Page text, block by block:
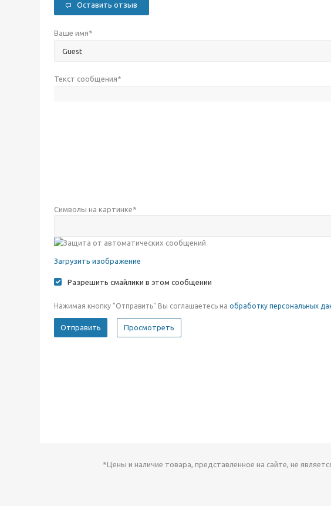
Оставить отзыв
Ваше имя*
Текст сообщения*
Символы на картинке*
Загрузить изображение
Разрешить смайлики в этом сообщении
Нажимая кнопку "Отправить" Вы соглашаетесь на обработку персональных
*Цены и наличие товара, представленное на сайте, не